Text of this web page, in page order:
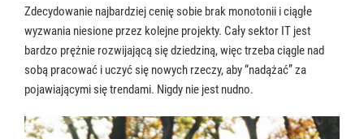
Zdecydowanie najbardziej cenię sobie brak monotonii i ciągłe
wyzwania niesione przez kolejne projekty. Cały sektor IT jest
bardzo prężnie rozwijającą się dziedziną, więc trzeba ciągle nad
sobą pracować i uczyć się nowych rzeczy, aby “nadążać” za
pojawiającymi się trendami. Nigdy nie jest nudno.